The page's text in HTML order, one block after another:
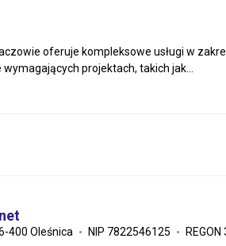
oferuje kompleksowe usługi w
projektach, takich jak...
400 Oleśnica NIP 7822546125